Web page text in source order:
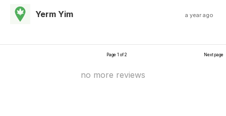
Yerm Yim a year ago
Page 1 of 2 Next page
no more reviews